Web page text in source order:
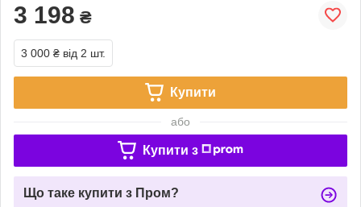
3 198 ₴
3 000 ₴ від 2 шт.
Купити
або
Купити з
Що таке купити з Пром?